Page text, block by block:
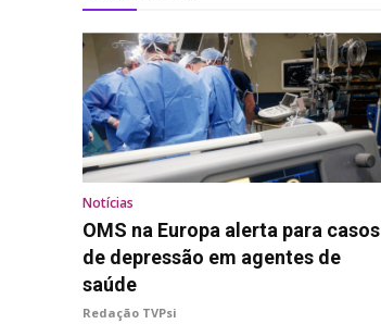
Notícias
OMS na Europa alerta para casos
de depressão em agentes de
saúde
Redação TVPsi